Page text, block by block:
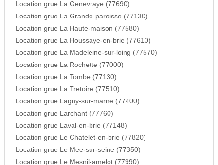
Location grue La Genevraye (77690)
Location grue La Grande-paroisse (77130)
Location grue La Haute-maison (77580)
Location grue La Houssaye-en-brie (77610)
Location grue La Madeleine-sur-loing (77570)
Location grue La Rochette (77000)
Location grue La Tombe (77130)
Location grue La Tretoire (77510)
Location grue Lagny-sur-marne (77400)
Location grue Larchant (77760)
Location grue Laval-en-brie (77148)
Location grue Le Chatelet-en-brie (77820)
Location grue Le Mee-sur-seine (77350)
Location grue Le Mesnil-amelot (77990)